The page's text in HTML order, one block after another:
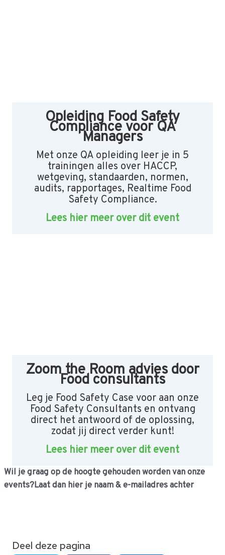
Opleiding Food Safety
Compliance voor QA
Managers
Met onze QA opleiding leer je in 5
trainingen alles over HACCP,
wetgeving, standaarden, normen,
audits, rapportages, Realtime Food
Safety Compliance.
Lees hier meer over dit event
Zoom the Room advies door
Food consultants
Leg je Food Safety Case voor aan onze
Food Safety Consultants en ontvang
direct het antwoord of de oplossing,
zodat jij direct verder kunt!
Lees hier meer over dit event
Wil je graag op de hoogte gehouden worden van onze
events?Laat dan hier je naam & e-mailadres achter
Deel deze pagina